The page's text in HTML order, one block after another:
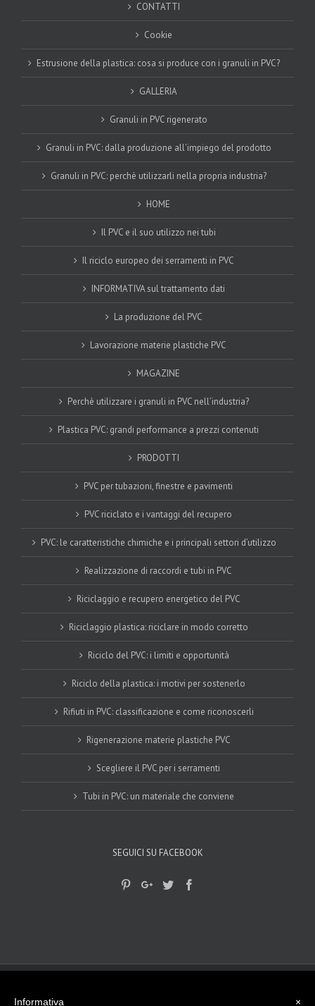
CONTATTI
Cookie
Estrusione della plastica: cosa si produce con i granuli in PVC?
GALLERIA
Granuli in PVC rigenerato
Granuli in PVC: dalla produzione all’impiego del prodotto
Granuli in PVC: perchè utilizzarli nella propria industria?
HOME
Il PVC e il suo utilizzo nei tubi
Il riciclo europeo dei serramenti in PVC
INFORMATIVA sul trattamento dati
La produzione del PVC
Lavorazione materie plastiche PVC
MAGAZINE
Perchè utilizzare i granuli in PVC nell’industria?
Plastica PVC: grandi performance a prezzi contenuti
PRODOTTI
PVC per tubazioni, finestre e pavimenti
PVC riciclato e i vantaggi del recupero
PVC: le caratteristiche chimiche e i principali settori d’utilizzo
Realizzazione di raccordi e tubi in PVC
Riciclaggio e recupero energetico del PVC
Riciclaggio plastica: riciclare in modo corretto
Riciclo del PVC: i limiti e opportunità
Riciclo della plastica: i motivi per sostenerlo
Rifiuti in PVC: classificazione e come riconoscerli
Rigenerazione materie plastiche PVC
Scegliere il PVC per i serramenti
Tubi in PVC: un materiale che conviene
SEGUICI SU FACEBOOK
×
Informativa